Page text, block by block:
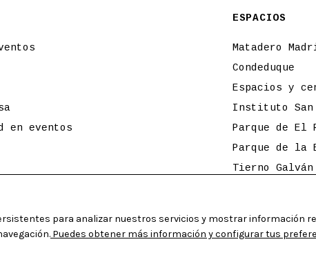
para analizar nuestros servicios y mostrar información
Puedes obtener más información y configurar tus
en eventos
ESPACIOS
Matadero
Condeduque
Espacios y
Instituto
Parque de El
Parque de la
Tierno Galván